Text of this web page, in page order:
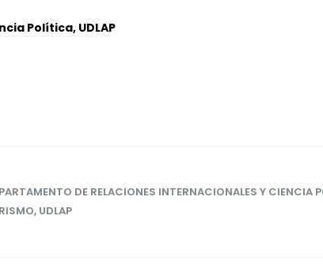
Política, UDLAP
DE RELACIONES INTERNACIONALES Y CIENCIA
, UDLAP